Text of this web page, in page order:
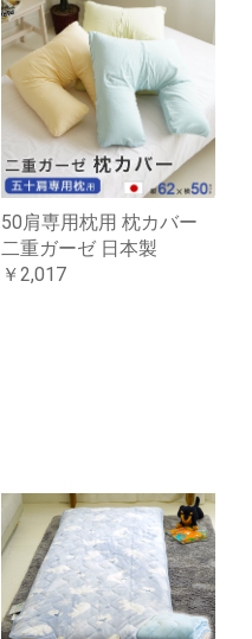
50肩専用枕用 枕カバー
二重ガーゼ 日本製
￥2,017